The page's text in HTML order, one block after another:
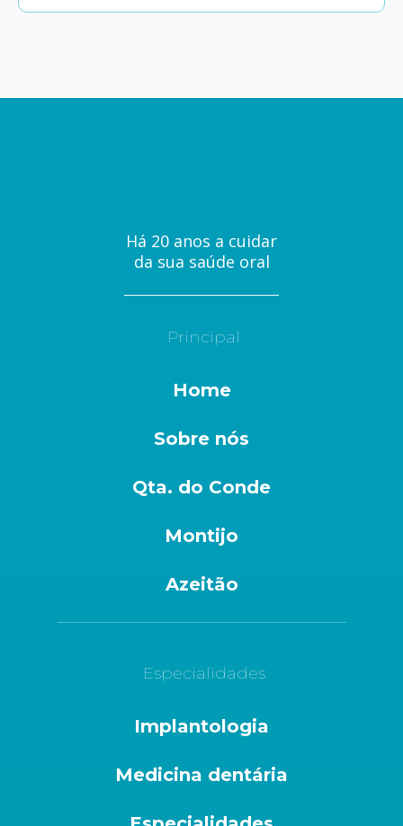
Há 20 anos a cuidar
da sua saúde oral
Principal
Home
Sobre nós
Qta. do Conde
Montijo
Azeitão
Especialidades
Implantologia
Medicina dentária